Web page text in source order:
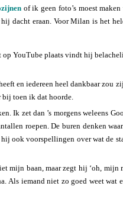
of ik geen foto’s moest
dacht eraan. Voor Milan is het
YouTube plaats vindt hij
en iedereen heel dankbaar zou
toen ik dat hoorde.
Ik zet dan ’s morgens weleens
roepen. De buren denken
ook voorspellingen over wat de
mijn baan, maar zegt hij ‘oh, mijn
Als iemand niet zo goed weet wat